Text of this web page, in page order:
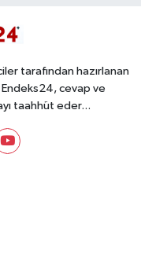
tarafından hazırlanan
Endeks24, cevap ve
taahhüt eder...